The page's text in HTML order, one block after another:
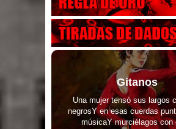
Gitanos
Una mujer tensó sus largos
negrosY en esas cuerdas
músicaY murciélagos con